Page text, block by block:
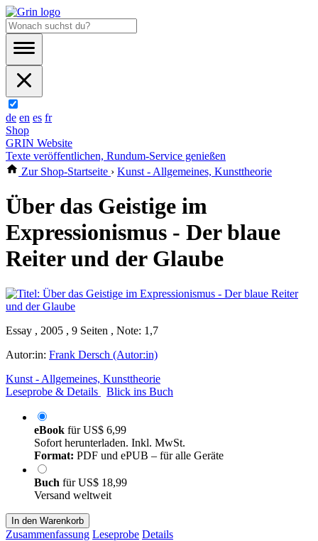
de en es fr
Shop
GRIN Website
Texte veröffentlichen, Rundum-Service genießen
Zur Shop-Startseite › Kunst - Allgemeines, Kunsttheorie
Über das Geistige im
Expressionismus - Der blaue
Reiter und der Glaube
Essay , 2005 , 9 Seiten , Note: 1,7
Autor:in: Frank Dersch (Autor:in)
Kunst - Allgemeines, Kunsttheorie
Leseprobe & Details
Blick ins Buch
eBook fürUS$ 6,99
Sofort herunterladen. Inkl. MwSt.
Format: PDF und ePUB – für alle Geräte
Buch fürUS$ 18,99
Versand weltweit
In den Warenkorb
Zusammenfassung Leseprobe Details